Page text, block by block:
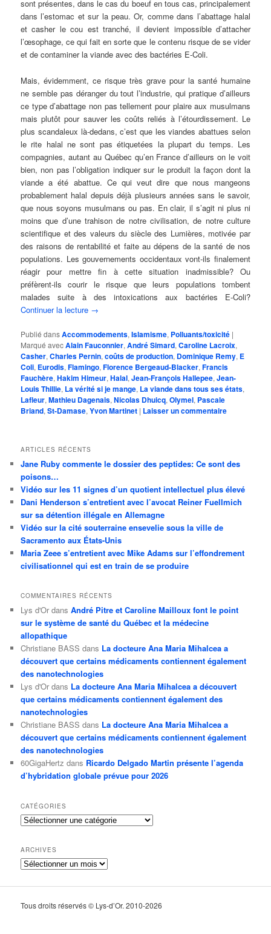
sont présentes, dans le cas du boeuf en tous cas, principalement
dans l’estomac et sur la peau. Or, comme dans l’abattage halal
et casher le cou est tranché, il devient impossible d’attacher
l’œsophage, ce qui fait en sorte que le contenu risque de se vider
et de contaminer la viande avec des bactéries E-Coli.
Mais, évidemment, ce risque très grave pour la santé humaine
ne semble pas déranger du tout l’industrie, qui pratique d’ailleurs
ce type d’abattage non pas tellement pour plaire aux musulmans
mais plutôt pour sauver les coûts reliés à l’étourdissement. Le
plus scandaleux là-dedans, c’est que les viandes abattues selon
le rite halal ne sont pas étiquetées la plupart du temps. Les
compagnies, autant au Québec qu’en France d’ailleurs on le voit
bien, non pas l’obligation indiquer sur le produit la façon dont la
viande a été abattue. Ce qui veut dire que nous mangeons
probablement halal depuis déjà plusieurs années sans le savoir,
que nous soyons musulmans ou pas. En clair, il s’agit ni plus ni
moins que d’une trahison de notre civilisation, de notre culture
scientifique et des valeurs du siècle des Lumières, motivée par
des raisons de rentabilité et faite au dépens de la santé de nos
populations. Les gouvernements occidentaux vont-ils finalement
réagir pour mettre fin à cette situation inadmissible? Ou
préfèrent-ils courir le risque que leurs populations tombent
malades suite à des intoxications aux bactéries E-Coli?
Continuer la lecture →
Publié dansAccommodements,Islamisme, Polluants/toxicité |
Marqué avecAlain Fauconnier,André Simard,Caroline Lacroix,
Casher,Charles Pernin,coûts de production, Dominique Remy, E
Coli, Eurodis,Flamingo,Florence Bergeaud-Blacker,Francis
Fauchère,Hakim Himeur,Halal,Jean-François Hallepee,Jean-
Louis Thillie, La vérité si je mange, La viande dans tous ses états,
Lafleur,Mathieu Dagenais,Nicolas Dhuicq,Olymel, Pascale
Briand,St-Damase,Yvon Martinet | Laisser un commentaire
ARTICLES RÉCENTS
Jane Ruby commente le dossier des peptides: Ce sont des
poisons…
Vidéo sur les 11 signes d’un quotient intellectuel plus élevé
Dani Henderson s’entretient avec l’avocat Reiner Fuellmich
sur sa détention illégale en Allemagne
Vidéo sur la cité souterraine ensevelie sous la ville de
Sacramento aux États-Unis
Maria Zeee s’entretient avec Mike Adams sur l’effondrement
civilisationnel qui est en train de se produire
COMMENTAIRES RÉCENTS
Lys d'Or dansAndré Pitre et Caroline Mailloux font le point
sur le système de santé du Québec et la médecine
allopathique
Christiane BASS dans La docteure Ana Maria Mihalcea a
découvert que certains médicaments contiennent également
des nanotechnologies
Lys d'Or dans La docteure Ana Maria Mihalcea a découvert
que certains médicaments contiennent également des
nanotechnologies
Christiane BASS dans La docteure Ana Maria Mihalcea a
découvert que certains médicaments contiennent également
des nanotechnologies
60GigaHertz dans Ricardo Delgado Martin présente l’agenda
d’hybridation globale prévue pour 2026
CATÉGORIES
Catégories
ARCHIVES
Archives
Tous droits réservés © Lys-d’Or. 2010-2026